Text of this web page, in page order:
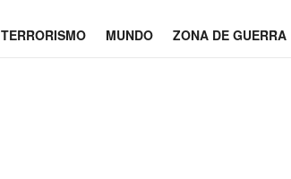
TERRORISMO MUNDO ZONA DE GUERRA